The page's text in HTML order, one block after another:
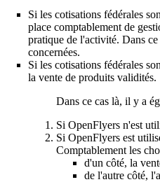
Si les cotisations fédérales
place comptablement de
pratique de l'activité. Dans
concernées.
Si les cotisations fédérales
la vente de produits validités.
Dans ce cas là, il y a
Si OpenFlyers n'est
Si OpenFlyers est
Comptablement les
d'un côté, la
de l'autre côté,